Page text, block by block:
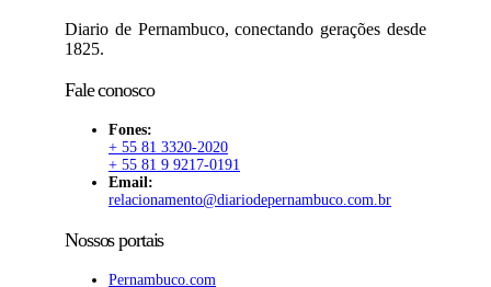
Diario de Pernambuco, conectando gerações desde
1825.
Fale conosco
Fones:
+ 55 81 3320-2020
+ 55 81 9 9217-0191
Email:
relacionamento@diariodepernambuco.com.br
Nossos portais
Pernambuco.com